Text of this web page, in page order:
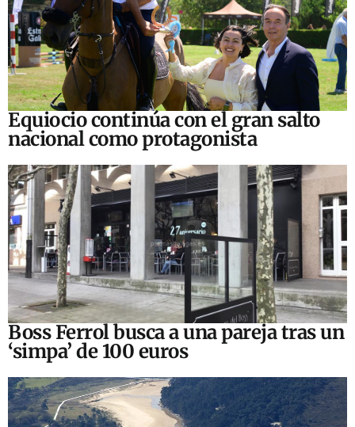
Equiocio continúa con el gran salto
nacional como protagonista
Boss Ferrol busca a una pareja tras un
‘simpa’ de 100 euros